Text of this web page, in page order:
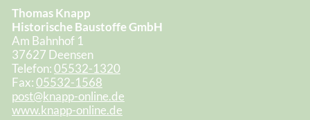
Thomas Knapp
Historische Baustoffe GmbH
Am Bahnhof 1
37627 Deensen
Telefon:05532-1320
Fax:05532-1568
post@knapp-online.de
www.knapp-online.de